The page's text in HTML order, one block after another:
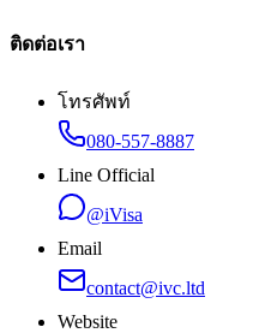
ติดต่อเรา
โทรศัพท์
080-557-8887
Line Official
@iVisa
Email
contact@ivc.ltd
Website